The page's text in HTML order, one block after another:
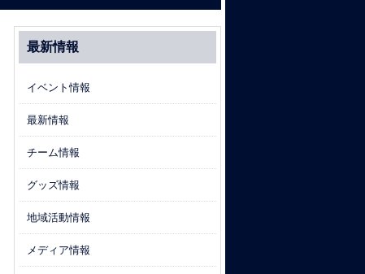
最新情報
イベント情報
最新情報
チーム情報
グッズ情報
地域活動情報
メディア情報